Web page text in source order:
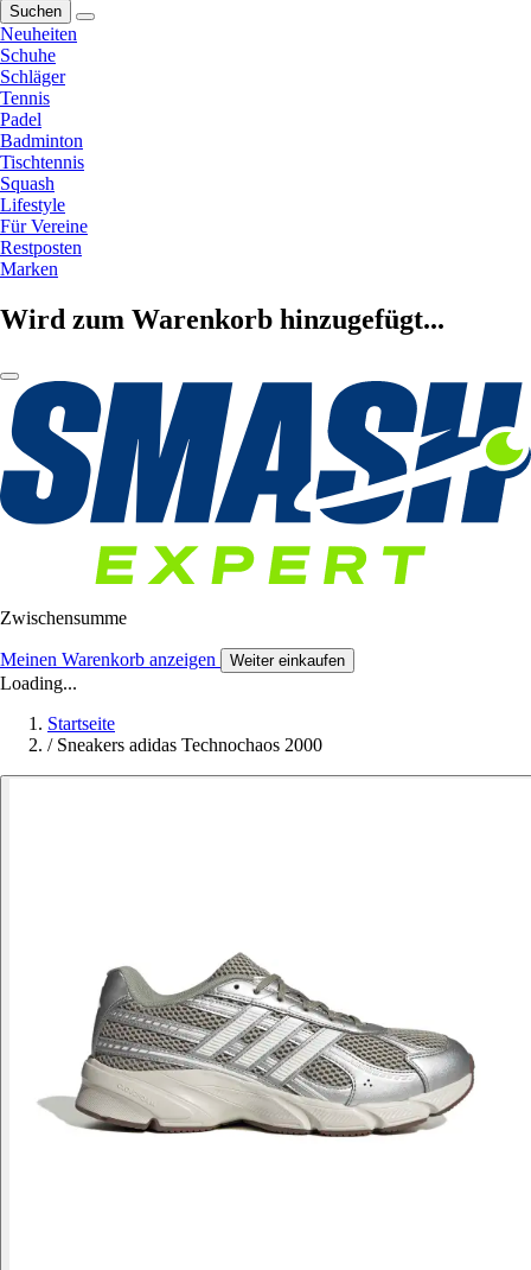
Suchen
Neuheiten
Schuhe
Schläger
Tennis
Padel
Badminton
Tischtennis
Squash
Lifestyle
Für Vereine
Restposten
Marken
Wird zum Warenkorb hinzugefügt...
Zwischensumme
Meinen Warenkorb anzeigen Weiter einkaufen
Loading...
Startseite
/ Sneakers adidas Technochaos 2000